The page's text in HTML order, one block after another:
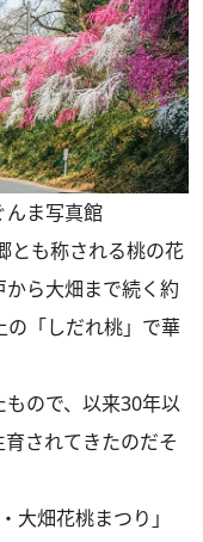
んま写真館
とも称される桃の花
ら大畑まで続く約
「しだれ桃」で華
ので、以来30年以
されてきたのだそ
大畑花桃まつり」